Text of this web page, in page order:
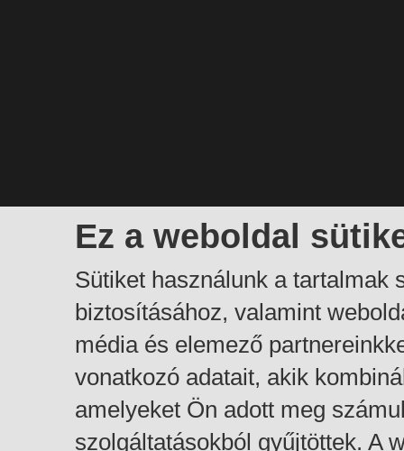
Ez a weboldal
Sütiket használunk a tartalmak
biztosításához, valamint
média és elemező
vonatkozó adatait, akik
amelyeket Ön adott meg
szolgáltatásokból gyűjtöttek. A